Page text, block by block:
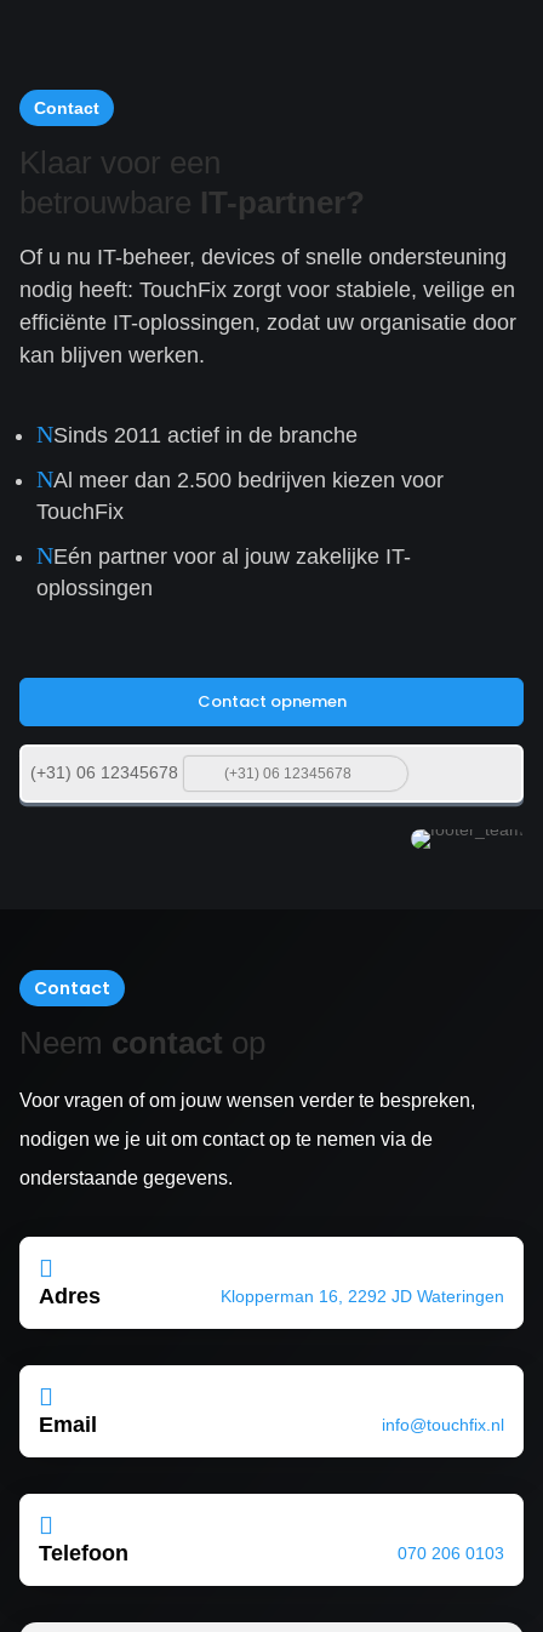
Contact
Klaar voor een
betrouwbare IT-partner?
Of u nu IT-beheer, devices of snelle ondersteuning
nodig heeft: TouchFix zorgt voor stabiele, veilige en
efficiënte IT-oplossingen, zodat uw organisatie door
kan blijven werken.
NSinds 2011 actief in de branche
NAl meer dan 2.500 bedrijven kiezen voor
TouchFix
NEén partner voor al jouw zakelijke IT-
oplossingen
Contact opnemen
(+31) 06 12345678
Contact
Neem contact op
Voor vragen of om jouw wensen verder te bespreken,
nodigen we je uit om contact op te nemen via de
onderstaande gegevens.

Adres Klopperman 16, 2292 JD Wateringen

Email info@touchfix.nl

Telefoon 070 206 0103